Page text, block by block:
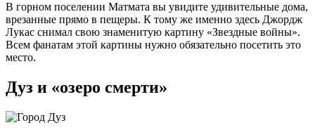
В горном поселении Матмата вы увидите удивительные дома,
врезанные прямо в пещеры. К тому же именно здесь Джордж
Лукас снимал свою знаменитую картину «Звездные войны».
Всем фанатам этой картины нужно обязательно посетить это
место.
Дуз и «озеро смерти»